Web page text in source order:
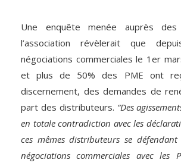
Une enquête menée auprès
l’association révèlerait que
négociations commerciales le 1er
et plus de 50% des PME ont
discernement, des demandes de
part des distributeurs. “Des
en totale contradiction avec les
ces mêmes distributeurs se
négociations commerciales avec les